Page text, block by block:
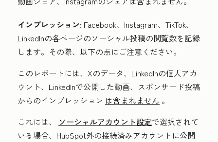
インプレッション: Facebook、Instagram、TikTok、
LinkedInの各ページのソーシャル投稿の閲覧数を記録
します。その際、以下の点にご注意ください。
このレポートには、Xのデータ、LinkedInの個人アカ
ウント、LinkedInで公開した動画、スポンサード投稿
からのインプレッション は含まれません 。
これには、
ソーシャルアカウント設定で選択されて
いる場合、HubSpot外の接続済みアカウントに公開